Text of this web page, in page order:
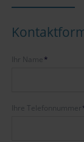
Pflichtfeld
Ihr Name*
Pflichtfeld
Ihre Telefonnummer